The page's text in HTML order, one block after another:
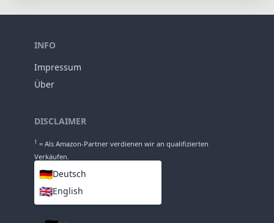
INFO
Impressum
Über
DISCLAIMER
1 = Als Amazon-Partner verdienen wir an qualifizierten
Verkäufen.
SPRACHEN
🇩🇪Deutsch
🇬🇧English